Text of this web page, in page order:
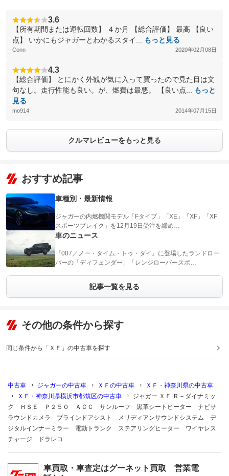
3.6
【所有期間または運転回数】 ４か月 【総合評価】 最高 【良い
点】 いかにもジャガーとわかるスタイ...
もっと見る
Conn 2020年02月08日
4.3
【総合評価】 とにかく外観が気に入って買ったので見た目は文
句なし。走行性能も良い。が、燃費は最悪。 【良い点...
もっと
見る
mo914 2014年07月15日
クルマレビューをもっと見る
おすすめ記事
車種別・最新情報
ジャガーの内燃機関モデル「Fタイプ」「XE」「XF」「XF
スポーツブレイク」を12月19日受注を締め…
車のニュース
『007／ノー・タイム・トゥ・ダイ』に登場したランドロー
バーの「ディフェンダー」「レンジローバースポ…
記事一覧を見る
その他の条件から探す
同じ条件から「ＸＦ」の中古車を探す
中古車 ジャガーの中古車 ＸＦの中古車
ＸＦ・神奈川県の中古車
ＸＦ・神奈川県横浜市都筑区の中古車
ジャガー ＸＦ Ｒ－ダイナミッ
ク ＨＳＥ Ｐ２５０ ＡＣＣ サンルーフ 黒革シートヒーター ナビサ
ラウンドカメラ ブラインドアシスト メリディアンサウンドシステム デ
ジタルインナーミラー 電動トランク ステアリングヒーター ワイヤレス
チャージ ドラレコ
車買取・車査定はグーネット買取 営業電